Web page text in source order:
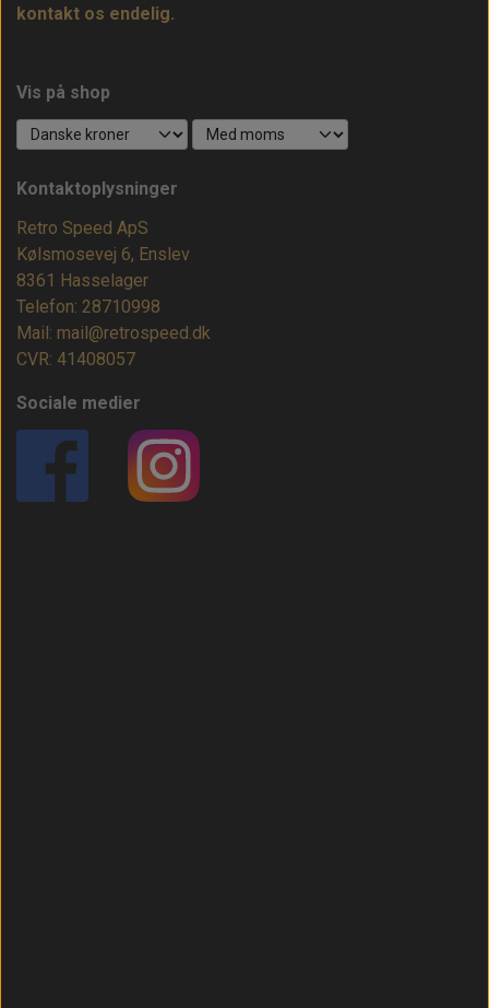
kontakt os endelig.
Vis på shop
Kontaktoplysninger
Retro Speed ApS
Kølsmosevej 6, Enslev
8361 Hasselager
Telefon: 28710998
Mail: mail@retrospeed.dk
CVR: 41408057
Sociale medier